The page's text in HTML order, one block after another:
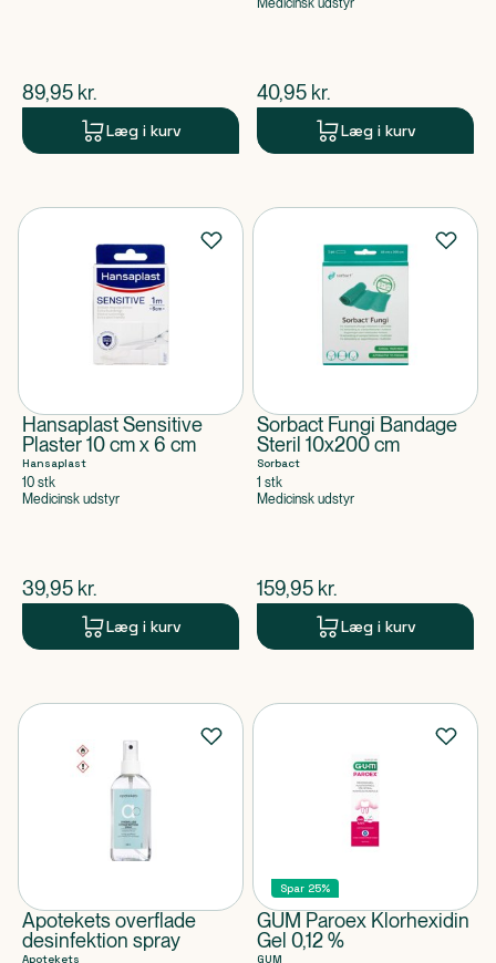
$nuværende pris
89,95 kr.
Læg i kurv
Medicinsk udstyr
$nuværende pris
40,95 kr.
Læg i kurv
Hansaplast Sensitive
Plaster 10 cm x 6 cm
Hansaplast
10 stk
Medicinsk udstyr
$nuværende pris
39,95 kr.
Læg i kurv
Sorbact Fungi Bandage
Steril 10x200 cm
Sorbact
1 stk
Medicinsk udstyr
$nuværende pris
159,95 kr.
Læg i kurv
Apotekets overflade
desinfektion spray
Apotekets
Spar 25%
GUM Paroex Klorhexidin
Gel 0,12 %
GUM